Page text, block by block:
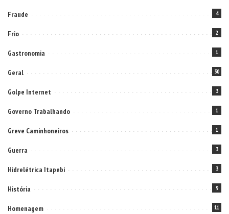
Fraude 4
Frio 2
Gastronomia 1
Geral 30
Golpe Internet 3
Governo Trabalhando 1
Greve Caminhoneiros 1
Guerra 3
Hidrelétrica Itapebi 3
História 9
Homenagem 11